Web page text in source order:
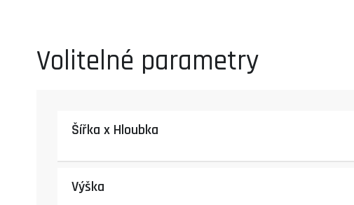
Volitelné parametry
Šířka x Hloubka
Výška